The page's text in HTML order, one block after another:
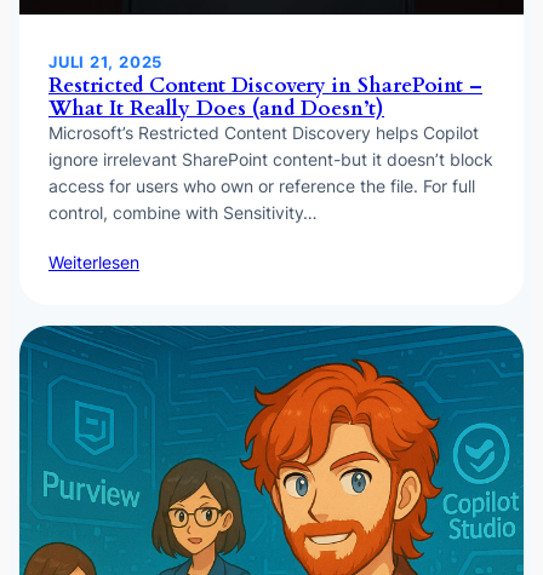
JULI 21, 2025
Restricted Content Discovery in SharePoint –
What It Really Does (and Doesn’t)
Microsoft’s Restricted Content Discovery helps Copilot
ignore irrelevant SharePoint content-but it doesn’t block
access for users who own or reference the file. For full
control, combine with Sensitivity…
Weiterlesen